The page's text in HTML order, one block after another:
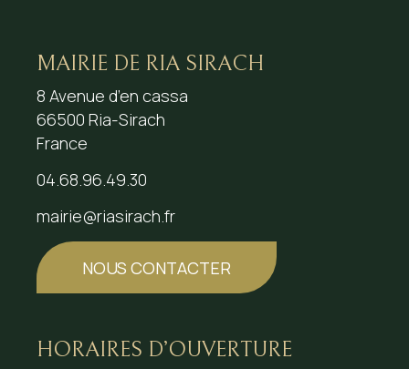
MAIRIE DE RIA SIRACH
8 Avenue d’en cassa
66500 Ria-Sirach
France
04.68.96.49.30
mairie@riasirach.fr
NOUS CONTACTER
HORAIRES D’OUVERTURE